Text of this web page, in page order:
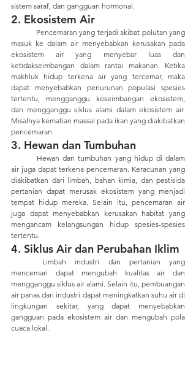
sistem saraf, dan gangguan hormonal.
2. Ekosistem Air
masuk ke dalam air menyebabkan kerusakan pada
ekosistem air yang menyebar luas dan
ketidakseimbangan dalam rantai makanan. Ketika
makhluk hidup terkena air yang tercemar, maka
dapat menyebabkan penurunan populasi spesies
tertentu, mengganggu keseimbangan ekosistem,
dan mengganggu siklus alami dalam ekosistem air.
Misalnya kematian massal pada ikan yang diakibatkan
pencemaran.
3. Hewan dan Tumbuhan
air juga dapat terkena pencemaran. Keracunan yang
diakibatkan dari limbah, bahan kimia, dan pestisida
pertanian dapat merusak ekosistem yang menjadi
tempat hidup mereka. Selain itu, pencemaran air
juga dapat menyebabkan kerusakan habitat yang
mengancam kelangsungan hidup spesies-spesies
tertentu.
4. Siklus Air dan Perubahan Iklim
mencemari dapat mengubah kualitas air dan
mengganggu siklus air alami. Selain itu, pembuangan
air panas dari industri dapat meningkatkan suhu air di
lingkungan sekitar, yang dapat menyebabkan
gangguan pada ekosistem air dan mengubah pola
cuaca lokal.